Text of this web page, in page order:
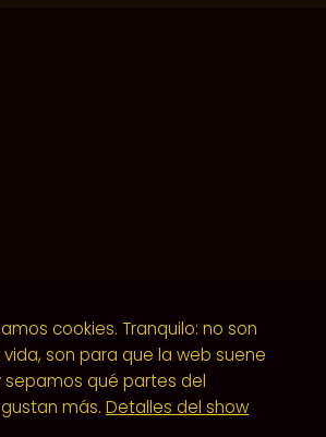
Terminos de uso|Politica de
de cookies| Diseño web y
Antonio Gomez | (+34) 695 93
cookies. Tranquilo: no son
son para que la web suene
sepamos qué partes del
más. Detalles del show